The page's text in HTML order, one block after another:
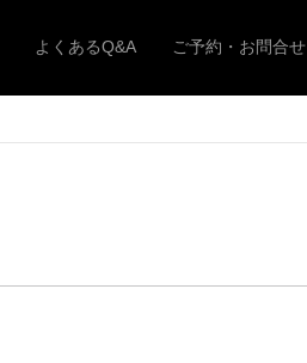
よくあるQ&A ご予約・お問合せ